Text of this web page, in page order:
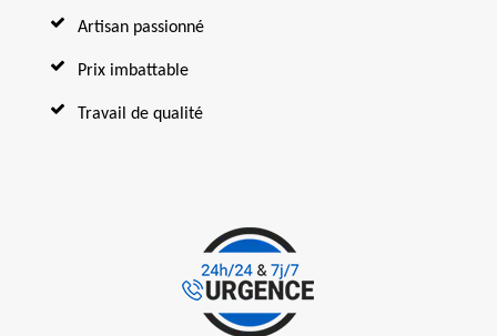
Artisan passionné
Prix imbattable
Travail de qualité